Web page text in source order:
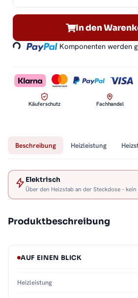
In den
Loading... Komponenten werden
Käuferschutz Fachhandel
Beschreibung Heizleistung
Elektrisch
Über den Heizstab an der Steckdose –
Produktbeschreibung
AUF EINEN BLICK
Heizleistung